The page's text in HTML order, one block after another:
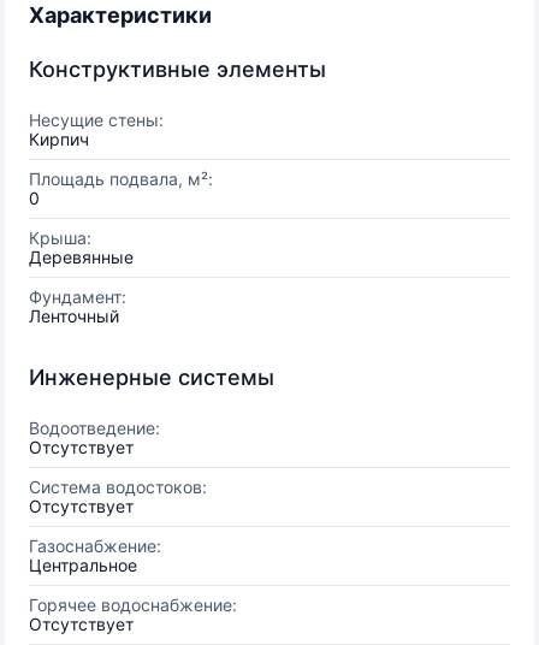
Характеристики
Конструктивные элементы
Несущие стены:
Кирпич
Площадь подвала, м²:
0
Крыша:
Деревянные
Фундамент:
Ленточный
Инженерные системы
Водоотведение:
Отсутствует
Система водостоков:
Отсутствует
Газоснабжение:
Центральное
Горячее водоснабжение:
Отсутствует